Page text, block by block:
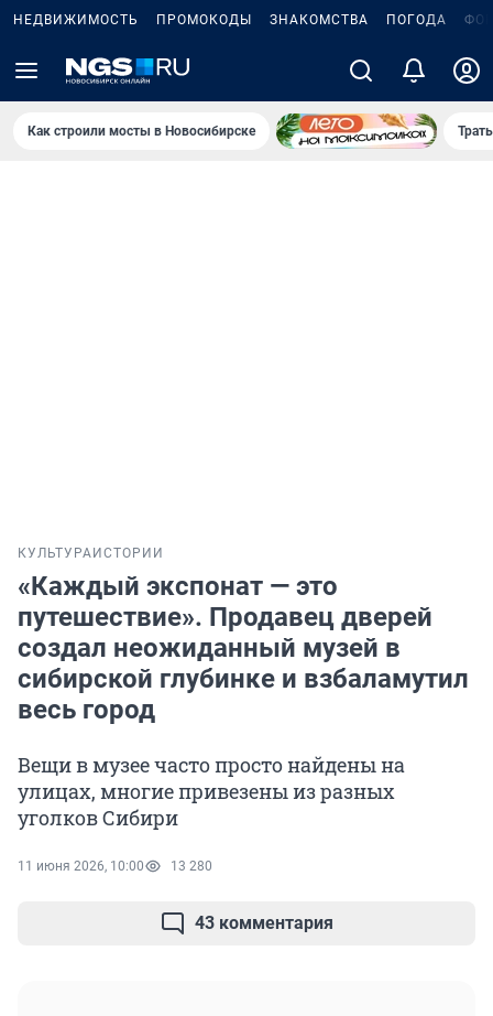
НЕДВИЖИМОСТЬ ПРОМОКОДЫ ЗНАКОМСТВА ПОГОДА
Как строили мосты в Новосибирске
КУЛЬТУРА ИСТОРИИ
«Каждый экспонат — это
путешествие». Продавец дверей
создал неожиданный музей в
сибирской глубинке и взбаламутил
весь город
Вещи в музее часто просто найдены на
улицах, многие привезены из разных
уголков Сибири
11 июня 2026, 10:00 13 280
43 комментария